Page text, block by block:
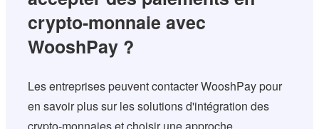
crypto-monnaie avec
WooshPay ?
Les entreprises peuvent contacter WooshPay pour
en savoir plus sur les solutions d'intégration des